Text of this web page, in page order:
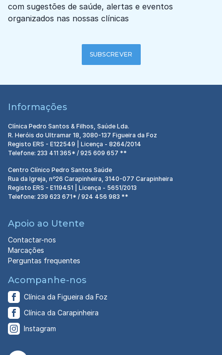
com sugestões de saúde, alertas e eventos
organizados nas nossas clínicas
SUBSCREVER
Informações
Clínica Pedro Santos & Filhos, Saúde Lda.
R. Heróis do Ultramar 18, 3080-137 Figueira da Foz
Registo ERS - E122549 | Licença - 8264/2014
Telefone: 233 411 365* / 925 609 657 **
Centro Clínico Pedro Santos Saúde
Rua da Igreja, nº26 Carapinheira, 3140-077 Carapinheira
Registo ERS - E119451 | Licença - 5651/2013
Telefone: 239 623 671* / 924 456 983 **
Apoio ao Utente
Contactar-nos
Marcações
Perguntas frequentes
Acompanhe-nos
Clínica da Figueira da Foz
Clínica da Carapinheira
Instagram